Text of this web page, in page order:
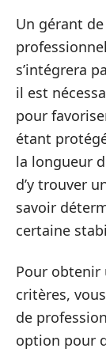
Un gérant
s’intégrera
il est
pour
étant
la longueur
d’y trouver
savoir
certaine
Pour obtenir
critères,
de
option pour